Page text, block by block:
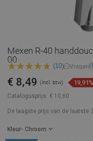
Mexen R-40
00
(10) Vragen
Catalogusprijs: € 10,60
€ 8,49 (incl. btw) 19,91%
De laagste prijs van de laatste
Kleur - Chroom